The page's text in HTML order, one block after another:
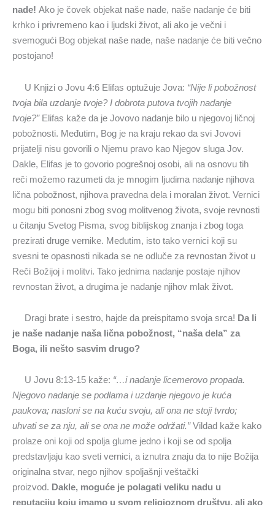
nade! Ako je čovek objekat naše nade, naše nadanje će biti
krhko i privremeno kao i ljudski život, ali ako je večni i
svemogući Bog objekat naše nade, naše nadanje će biti večno
postojano!
U Knjizi o Jovu 4:6 Elifas optužuje Jova: “Nije li pobožnost
tvoja bila uzdanje tvoje? I dobrota putova tvojih nadanje
tvoje?”Elifas kaže da je Jovovo nadanje bilo u njegovoj ličnoj
pobožnosti. Međutim, Bog je na kraju rekao da svi Jovovi
prijatelji nisu govorili o Njemu pravo kao Njegov sluga Jov.
Dakle, Elifas je to govorio pogrešnoj osobi, ali na osnovu tih
reči možemo razumeti da je mnogim ljudima nadanje njihova
lična pobožnost, njihova pravedna dela i moralan život. Vernici
mogu biti ponosni zbog svog molitvenog života, svoje revnosti
u čitanju Svetog Pisma, svog biblijskog znanja i zbog toga
prezirati druge vernike. Međutim, isto tako vernici koji su
svesni te opasnosti nikada se ne odluče za revnostan život u
Reči Božijoj i molitvi. Tako jednima nadanje postaje njihov
revnostan život, a drugima je nadanje njihov mlak život.
Dragi brate i sestro, hajde da preispitamo svoja srca! Da li
je naše nadanje naša lična pobožnost, “naša dela” za
Boga, ili nešto sasvim drugo?
U Jovu 8:13-15 kaže: “…i nadanje licemerovo propada.
Njegovo nadanje se podlama i uzdanje njegovo je kuća
paukova; nasloni se na kuću svoju, ali ona ne stoji tvrdo;
uhvati se za nju, ali se ona ne može održati.”Vildad kaže kako
prolaze oni koji od spolja glume jedno i koji se od spolja
predstavljaju kao sveti vernici, a iznutra znaju da to nije Božija
originalna stvar, nego njihov spoljašnji veštački
proizvod. Dakle, moguće je polagati veliku nadu u
reputaciju koju imamo u svom religioznom društvu, ali ako